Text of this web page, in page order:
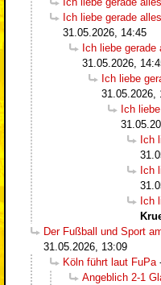
Ich liebe gerade
31.05.2026, 14:45
Ich liebe gerade
31.05.2026,
Ich liebe
31.05.2026,
Ich
Ich
Ich
Ich
Der Fußball und Sport
31.05.2026, 13:09
Köln führt laut FuPa
Angeblich 2-1